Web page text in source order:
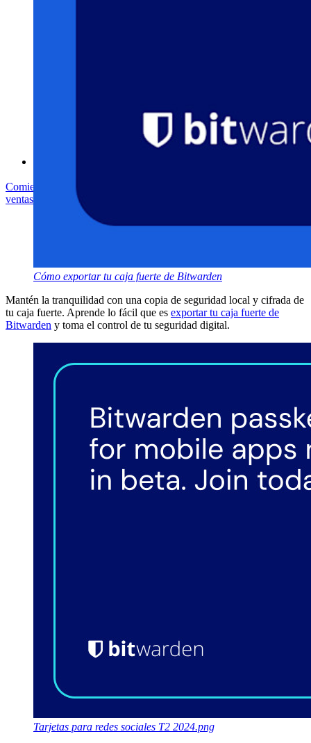
Comienza gratis
ventas Iniciar sesión
Cómo exportar tu caja fuerte de Bitwarden
Mantén la tranquilidad con una copia de seguridad local y cifrada de
tu caja fuerte. Aprende lo fácil que es exportar tu caja fuerte de
Bitwarden y toma el control de tu seguridad digital.
Tarjetas para redes sociales T2 2024.png